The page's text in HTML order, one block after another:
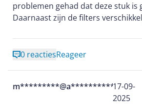
problemen gehad dat deze stuk is
Daarnaast zijn de filters
al (en ik heb het product nog geen
verbogen filters zit. Ik zou niemand
product.
0 reactiesReageer
m*********@a***********17-09-
2025